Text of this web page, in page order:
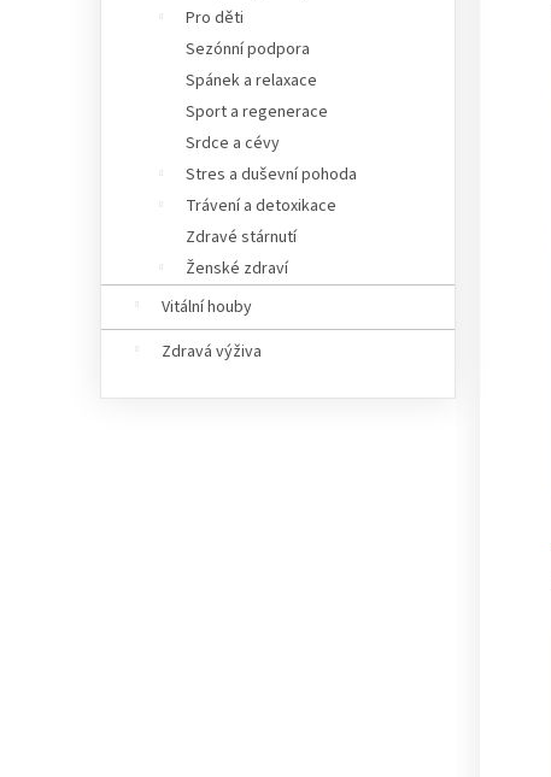
Pro děti
Sezónní podpora
Spánek a relaxace
Sport a regenerace
Srdce a cévy
Stres a duševní pohoda
Trávení a detoxikace
Zdravé stárnutí
Ženské zdraví
Vitální houby
Zdravá výživa